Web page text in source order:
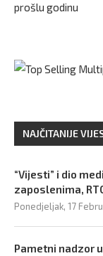
prošlu godinu
NAJČITANIJE
“Vijesti” i dio
zaposlenima,
Ponedjeljak, 17
Pametni nadzor